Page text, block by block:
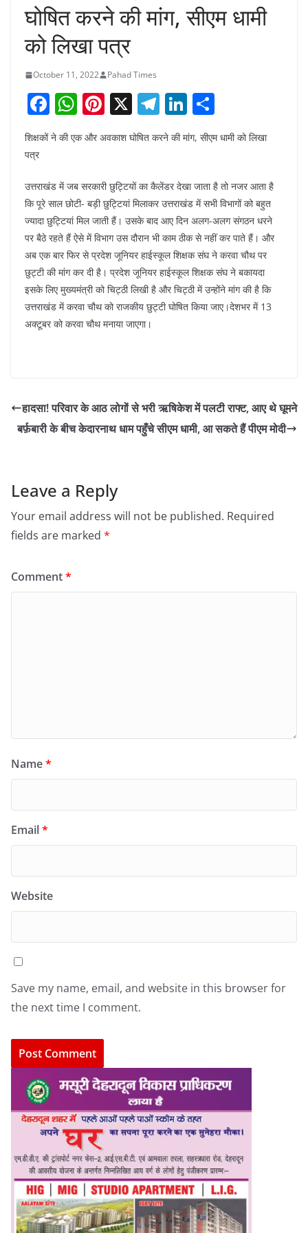
घोषित करने की मांग, सीएम धामी
को लिखा पत्र
October 11, 2022 Pahad Times
F
a
c
b
o
o
k
W
h
at
A
p
p
Pi
er
st
X T
el
e
a
m
Li
n
k
dI
n
ar
शिक्षकों ने की एक और अवकाश घोषित करने की मांग, सीएम धामी को लिखा
पत्र
उत्तराखंड में जब सरकारी छुट्टियों का कैलेंडर देखा जाता है तो नजर आता है
कि पूरे साल छोटी- बड़ी छुट्टियां मिलाकर उत्तराखंड में सभी विभागों को बहुत
ज्यादा छुट्टियां मिल जाती हैं। उसके बाद आए दिन अलग-अलग संगठन धरने
पर बैठे रहते हैं ऐसे में विभाग उस दौरान भी काम ठीक से नहीं कर पाते हैं। और
अब एक बार फिर से प्रदेश जूनियर हाईस्कूल शिक्षक संघ ने करवा चौथ पर
छुट्टी की मांग कर दी है। प्रदेश जूनियर हाईस्कूल शिक्षक संघ ने बकायदा
इसके लिए मुख्यमंत्री को चिट्ठी लिखी है और चिट्ठी में उन्होंने मांग की है कि
उत्तराखंड में करवा चौथ को राजकीय छुट्टी घोषित किया जाए।देशभर में 13
अक्टूबर को करवा चौथ मनाया जाएगा।
हादसा! परिवार के आठ लोगों से भरी ऋषिकेश में पलटी राफ्ट, आए थे घूमने
बर्फ़बारी के बीच केदारनाथ धाम पहुँचे सीएम धामी, आ सकते हैं पीएम मोदी
Leave a Reply
Your email address will not be published. Required
fields are marked *
Comment*
Name*
Email*
Website
Save my name, email, and website in this browser for
the next time I comment.